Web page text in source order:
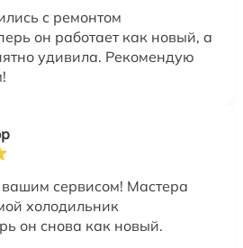
с ремонтом
он работает как новый, а
удивила. Рекомендую
сервисом! Мастера
холодильник
он снова как новый.